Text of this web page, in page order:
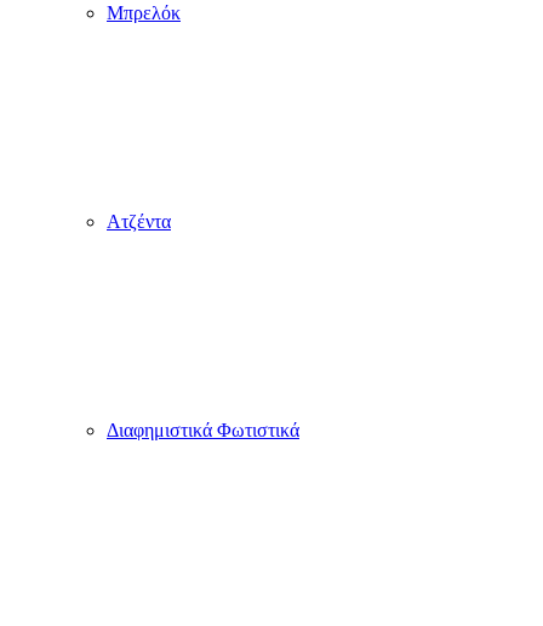
Μπρελόκ
Ατζέντα
Διαφημιστικά Φωτιστικά